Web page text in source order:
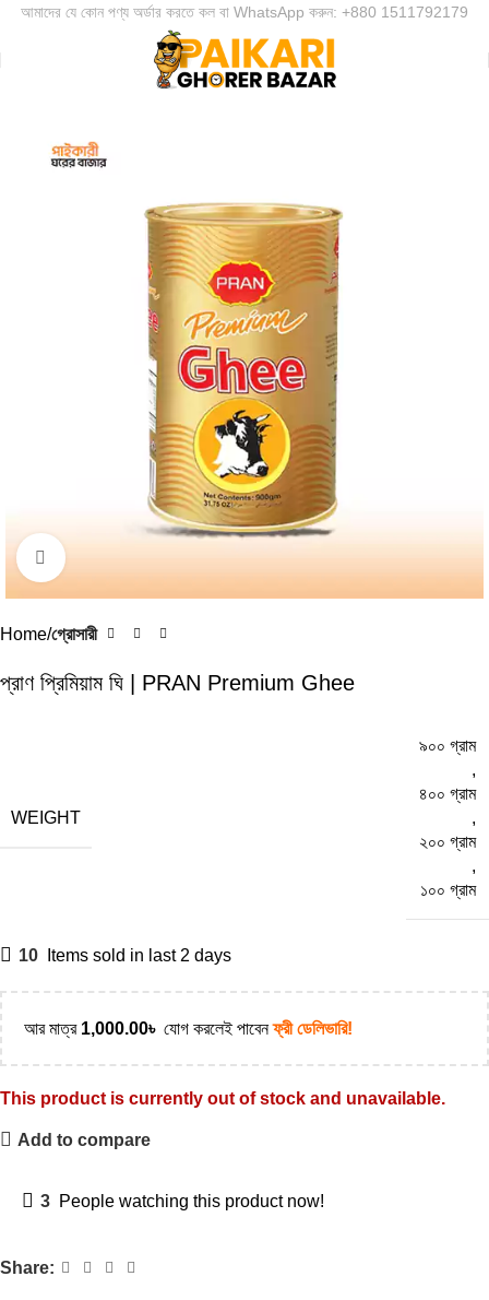
আমাদের যে কোন পণ্য অর্ডার করতে কল বা WhatsApp করুন: +880 1511792179
Click to enlarge
Home গ্রোসারী
প্রাণ প্রিমিয়াম ঘি | PRAN Premium Ghee
WEIGHT
৯০০ গ্রাম
,
৪০০ গ্রাম
,
২০০ গ্রাম
,
১০০ গ্রাম
10 Items sold in last 2 days
আর মাত্র 1,000.00৳ যোগ করলেই পাবেনফ্রী ডেলিভারি!
This product is currently out of stock and unavailable.
Add to compare
3 People watching this product now!
Share: